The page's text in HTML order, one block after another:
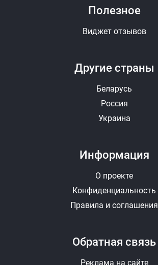
Другие страны
Беларусь
Россия
Украина
Полезное
Виджет отзывов
Информация
О проекте
Конфиденциальность
Правила и соглашения
Обратная связь
Реклама на сайте